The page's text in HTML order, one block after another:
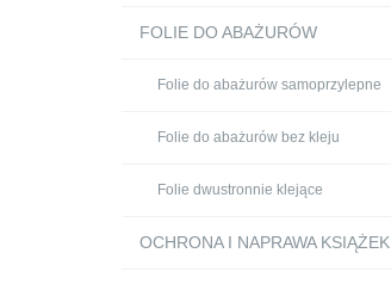
FOLIE DO ABAŻURÓW
Folie do abażurów samoprzylepne
Folie do abażurów bez kleju
Folie dwustronnie klejące
OCHRONA I NAPRAWA KSIĄŻEK